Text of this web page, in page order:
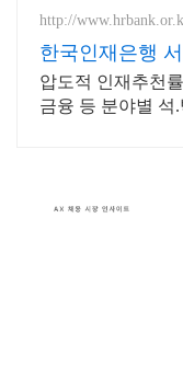
http://
한국인재은행
압도적 인재추천률! IT 제약 화장
금융 등 분야별 석.박사급 전문가 포